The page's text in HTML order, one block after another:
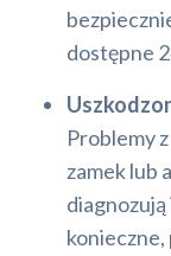
dostępne
Problemy
zamek lub
diagnozują